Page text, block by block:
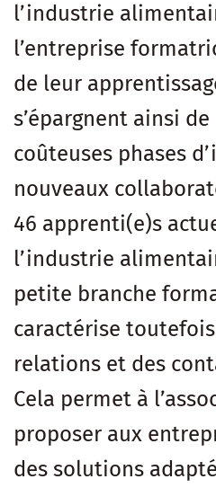
l’industrie
l’entreprise
de leur
s’épargnent ainsi
coûteuses phases
nouveaux
46 apprenti(e)s
l’industrie
petite branche
caractérise
relations et des
Cela permet à
proposer aux
des solutions